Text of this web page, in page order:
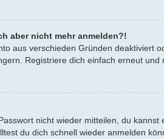
aber nicht mehr anmelden?!
aus verschieden Gründen
Registriere dich einfach erneut und
nicht wieder mitteilen, du
du dich schnell wieder anmelden